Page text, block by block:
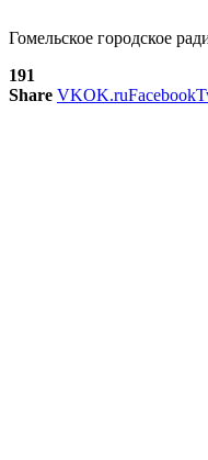
Гомельское городское
191
Share VKOK.ruFacebook